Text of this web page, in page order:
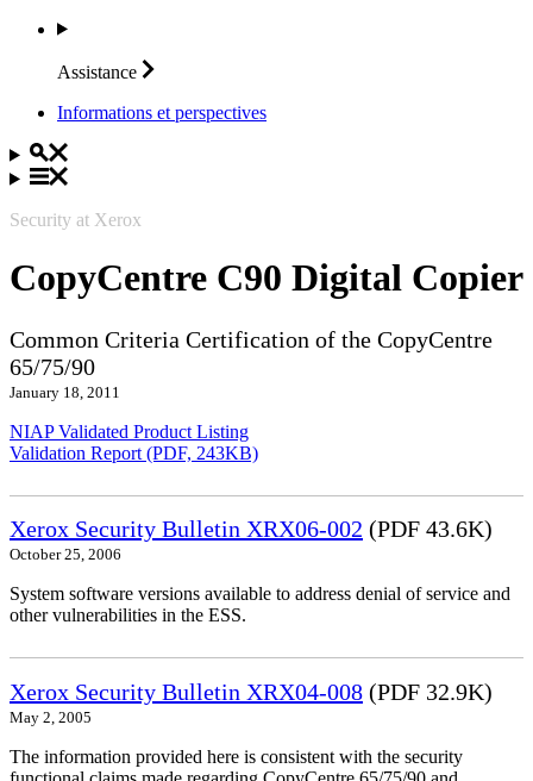
Assistance
Informations et perspectives
Security at Xerox
CopyCentre C90 Digital Copier
Common Criteria Certification of the CopyCentre
65/75/90
January 18, 2011
NIAP Validated Product Listing
Validation Report (PDF, 243KB)
Xerox Security Bulletin XRX06-002 (PDF 43.6K)
October 25, 2006
System software versions available to address denial of service and
other vulnerabilities in the ESS.
Xerox Security Bulletin XRX04-008 (PDF 32.9K)
May 2, 2005
The information provided here is consistent with the security